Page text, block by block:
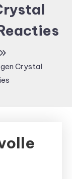
Crystal